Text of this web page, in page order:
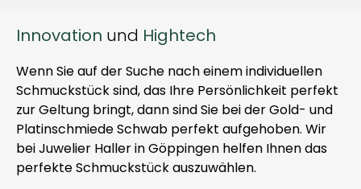
Innovation und Hightech
Wenn Sie auf der Suche nach einem individuellen
Schmuckstück sind, das Ihre Persönlichkeit perfekt
zur Geltung bringt, dann sind Sie bei der Gold- und
Platinschmiede Schwab perfekt aufgehoben. Wir
bei Juwelier Haller in Göppingen helfen Ihnen das
perfekte Schmuckstück auszuwählen.